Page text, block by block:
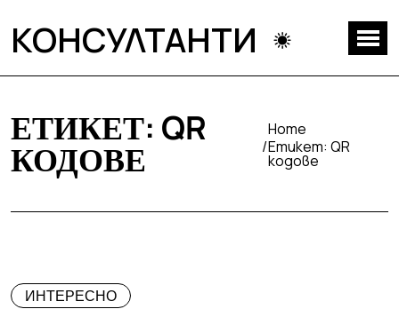
КОНСУЛТАНТИ
ЕТИКЕТ: QR
КОДОВЕ
Home
Етикет: QR
кодове
ИНТЕРЕСНО